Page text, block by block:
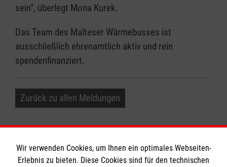
sein“, überlegt Mona Kurek.
Das Team des Malteser Wärmebusses ist
ausschließlich ehrenamtlich aktiv und rein
spendenfinanziert.
Zurück zu allen Meldungen
Wir verwenden Cookies, um Ihnen ein optimales Webseiten-
Erlebnis zu bieten. Diese Cookies sind für den technischen